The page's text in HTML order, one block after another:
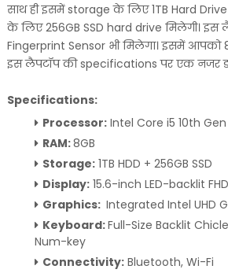
साथ ही इसमें storage के लिए 1TB Hard
के लिए 256GB SSD hard drive मिलेगी।
Fingerprint Sensor भी मिलेगा। इसमें आपको
इस लैपटॉप की specifications पर एक नजर
Specifications:
Processor:Intel Core i5 10th Gen
RAM:8GB
Storage:1TB HDD + 256GB SSD
Display:15.6-inch LED-backlit
Graphics: Integrated Intel UHD
Keyboard:Full-Size Backlit
Num-key
Connectivity:Bluetooth, Wi-Fi